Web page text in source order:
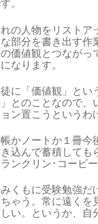
。
の人物をリストア
部分を書き出す作
価値観とつながっ
なります。
に「価値観」とい
とのことなので、
ン置こうというわ
かノートか１冊今
込んで蓄積しても
ンクリン･コービ
くもに受験勉強だ
ちゃう。常に遠くを
い。というか、自